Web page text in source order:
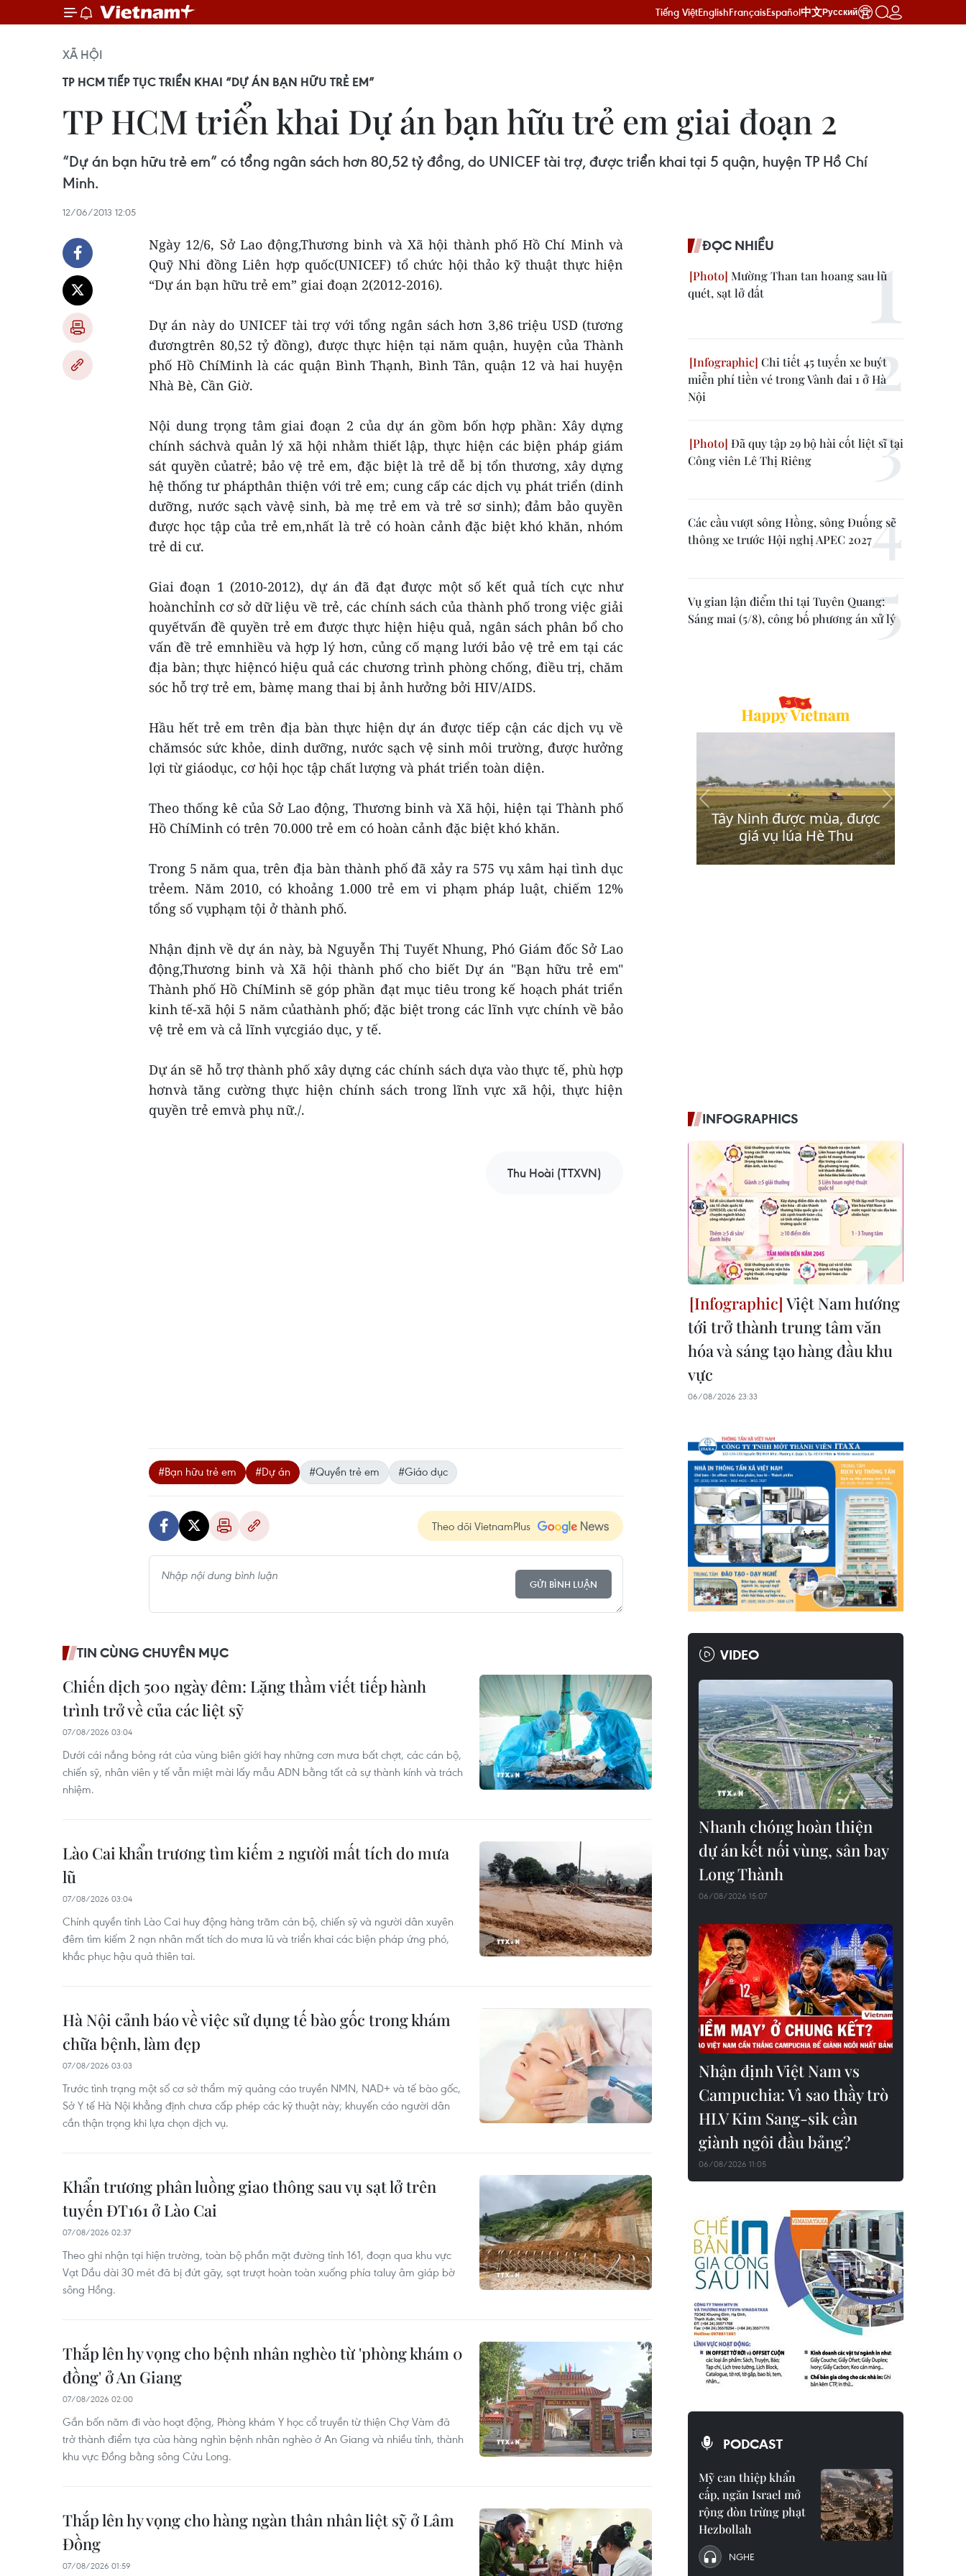
Tiếng ViệtEnglishFrançaisEspañol中文Русский
XÃ HỘI
TP HCM TIẾP TỤC TRIỂN KHAI “DỰ ÁN BẠN HỮU TRẺ EM”
TP HCM triển khai Dự án bạn hữu trẻ em giai đoạn 2
“Dự án bạn hữu trẻ em” có tổng ngân sách hơn 80,52 tỷ đồng, do UNICEF tài trợ, được triển khai tại 5 quận, huyện TP Hồ Chí
Minh.
12/06/2013 12:05
Ngày 12/6, Sở Lao động,Thương binh và Xã hội thành phố Hồ Chí Minh và
Quỹ Nhi đồng Liên hợp quốc(UNICEF) tổ chức hội thảo kỹ thuật thực hiện
“Dự án bạn hữu trẻ em” giai đoạn 2(2012-2016).
Dự án này do UNICEF tài trợ với tổng ngân sách hơn 3,86 triệu USD (tương
đươngtrên 80,52 tỷ đồng), được thực hiện tại năm quận, huyện của Thành
phố Hồ ChíMinh là các quận Bình Thạnh, Bình Tân, quận 12 và hai huyện
Nhà Bè, Cần Giờ.
Nội dung trọng tâm giai đoạn 2 của dự án gồm bốn hợp phần: Xây dựng
chính sáchvà quản lý xã hội nhằm thiết lập, thực hiện các biện pháp giám
sát quyền củatrẻ; bảo vệ trẻ em, đặc biệt là trẻ dễ bị tổn thương, xây dựng
hệ thống tư phápthân thiện với trẻ em; cung cấp các dịch vụ phát triển (dinh
dưỡng, nước sạch vàvệ sinh, bà mẹ trẻ em và trẻ sơ sinh); đảm bảo quyền
được học tập của trẻ em,nhất là trẻ có hoàn cảnh đặc biệt khó khăn, nhóm
trẻ di cư.
Giai đoạn 1 (2010-2012), dự án đã đạt được một số kết quả tích cực như
hoànchỉnh cơ sở dữ liệu về trẻ, các chính sách của thành phố trong việc giải
quyếtvấn đề quyền trẻ em được thực hiện hiệu quả, ngân sách phân bổ cho
vấn đề trẻ emnhiều và hợp lý hơn, củng cố mạng lưới bảo vệ trẻ em tại các
địa bàn; thực hiệncó hiệu quả các chương trình phòng chống, điều trị, chăm
sóc hỗ trợ trẻ em, bàmẹ mang thai bị ảnh hưởng bởi HIV/AIDS.
Hầu hết trẻ em trên địa bàn thực hiện dự án được tiếp cận các dịch vụ về
chămsóc sức khỏe, dinh dưỡng, nước sạch vệ sinh môi trường, được hưởng
lợi từ giáodục, cơ hội học tập chất lượng và phát triển toàn diện.
Theo thống kê của Sở Lao động, Thương binh và Xã hội, hiện tại Thành phố
Hồ ChíMinh có trên 70.000 trẻ em có hoàn cảnh đặc biệt khó khăn.
Trong 5 năm qua, trên địa bàn thành phố đã xảy ra 575 vụ xâm hại tình dục
trẻem. Năm 2010, có khoảng 1.000 trẻ em vi phạm pháp luật, chiếm 12%
tổng số vụphạm tội ở thành phố.
Nhận định về dự án này, bà Nguyễn Thị Tuyết Nhung, Phó Giám đốc Sở Lao
động,Thương binh và Xã hội thành phố cho biết Dự án "Bạn hữu trẻ em"
Thành phố Hồ ChíMinh sẽ góp phần đạt mục tiêu trong kế hoạch phát triển
kinh tế-xã hội 5 năm củathành phố; đặc biệt trong các lĩnh vực chính về bảo
vệ trẻ em và cả lĩnh vựcgiáo dục, y tế.
Dự án sẽ hỗ trợ thành phố xây dựng các chính sách dựa vào thực tế, phù hợp
hơnvà tăng cường thực hiện chính sách trong lĩnh vực xã hội, thực hiện
quyền trẻ emvà phụ nữ./.
Thu Hoài (TTXVN)
#Bạn hữu trẻ em #Dự án #Quyền trẻ em #Giáo dục
Theo dõi VietnamPlus
GỬI BÌNH LUẬN
TIN CÙNG CHUYÊN MỤC
Chiến dịch 500 ngày đêm: Lặng thầm viết tiếp hành
trình trở về của các liệt sỹ
07/08/2026 03:04
Dưới cái nắng bỏng rát của vùng biên giới hay những cơn mưa bất chợt, các cán bộ,
chiến sỹ, nhân viên y tế vẫn miệt mài lấy mẫu ADN bằng tất cả sự thành kính và trách
nhiệm.
Lào Cai khẩn trương tìm kiếm 2 người mất tích do mưa
lũ
07/08/2026 03:04
Chính quyền tỉnh Lào Cai huy động hàng trăm cán bộ, chiến sỹ và người dân xuyên
đêm tìm kiếm 2 nạn nhân mất tích do mưa lũ và triển khai các biện pháp ứng phó,
khắc phục hậu quả thiên tai.
Hà Nội cảnh báo về việc sử dụng tế bào gốc trong khám
chữa bệnh, làm đẹp
07/08/2026 03:03
Trước tình trạng một số cơ sở thẩm mỹ quảng cáo truyền NMN, NAD+ và tế bào gốc,
Sở Y tế Hà Nội khẳng định chưa cấp phép các kỹ thuật này; khuyến cáo người dân
cần thận trọng khi lựa chọn dịch vụ.
Khẩn trương phân luồng giao thông sau vụ sạt lở trên
tuyến ĐT161 ở Lào Cai
07/08/2026 02:37
Theo ghi nhận tại hiện trường, toàn bộ phần mặt đường tỉnh 161, đoạn qua khu vực
Vạt Dầu dài 30 mét đã bị đứt gãy, sạt trượt hoàn toàn xuống phía taluy âm giáp bờ
sông Hồng.
Thắp lên hy vọng cho bệnh nhân nghèo từ 'phòng khám 0
đồng' ở An Giang
07/08/2026 02:00
Gần bốn năm đi vào hoạt động, Phòng khám Y học cổ truyền từ thiện Chợ Vàm đã
trở thành điểm tựa của hàng nghìn bệnh nhân nghèo ở An Giang và nhiều tỉnh, thành
khu vực Đồng bằng sông Cửu Long.
Thắp lên hy vọng cho hàng ngàn thân nhân liệt sỹ ở Lâm
Đồng
07/08/2026 01:59
ĐỌC NHIỀU
Mường Than tan hoang sau lũ
quét, sạt lở đất
Chi tiết 45 tuyến xe buýt
miễn phí tiền vé trong Vành đai 1 ở Hà
Nội
Đã quy tập 29 bộ hài cốt liệt sĩ tại
Công viên Lê Thị Riêng
Các cầu vượt sông Hồng, sông Đuống sẽ
thông xe trước Hội nghị APEC 2027
Vụ gian lận điểm thi tại Tuyên Quang:
Sáng mai (5/8), công bố phương án xử lý
INFOGRAPHICS
Việt Nam hướng
tới trở thành trung tâm văn
hóa và sáng tạo hàng đầu khu
vực
06/08/2026 23:33
VIDEO
Nhanh chóng hoàn thiện
dự án kết nối vùng, sân bay
Long Thành
06/08/2026 15:07
Nhận định Việt Nam vs
Campuchia: Vì sao thầy trò
HLV Kim Sang-sik cần
giành ngôi đầu bảng?
06/08/2026 11:05
PODCAST
Mỹ can thiệp khẩn
cấp, ngăn Israel mở
rộng đòn trừng phạt
Hezbollah
NGHE